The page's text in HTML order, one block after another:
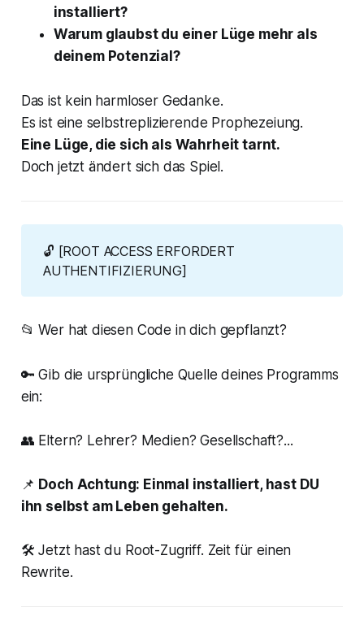
installiert?
Warum glaubst du einer Lüge mehr als
deinem Potenzial?
Das ist kein harmloser Gedanke.
Es ist eine selbstreplizierende Prophezeiung.
Eine Lüge, die sich als Wahrheit tarnt.
Doch jetzt ändert sich das Spiel.
🔓 [ROOT ACCESS ERFORDERT
AUTHENTIFIZIERUNG]
📂 Wer hat diesen Code in dich gepflanzt?
🔑 Gib die ursprüngliche Quelle deines Programms
ein:
👥 Eltern? Lehrer? Medien? Gesellschaft?...
📌 Doch Achtung: Einmal installiert, hast DU
ihn selbst am Leben gehalten.
🛠 Jetzt hast du Root-Zugriff. Zeit für einen
Rewrite.